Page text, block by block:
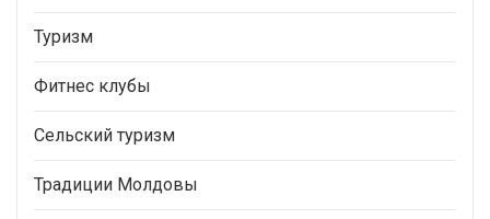
Туризм
Фитнес клубы
Сельский туризм
Традиции Молдовы